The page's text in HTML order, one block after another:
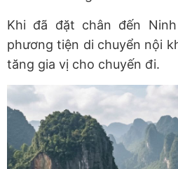
Khi đã đặt chân đến
phương tiện di chuyển nội
tăng gia vị cho chuyến đi.